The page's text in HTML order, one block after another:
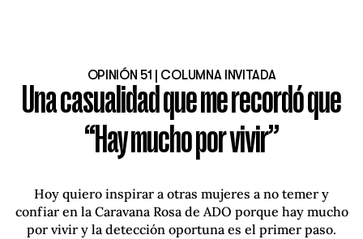
OPINIÓN 51 | COLUMNA INVITADA
Una casualidad que me recordó que
“Hay mucho por vivir”
Hoy quiero inspirar a otras mujeres a no temer y
confiar en la Caravana Rosa de ADO porque hay mucho
por vivir y la detección oportuna es el primer paso.